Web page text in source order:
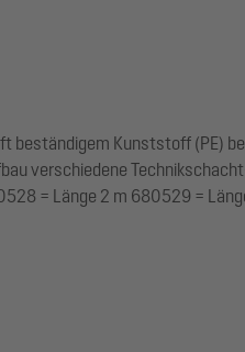
beständigem Kunststoff (PE)
verschiedene
= Länge 2 m 680529 =